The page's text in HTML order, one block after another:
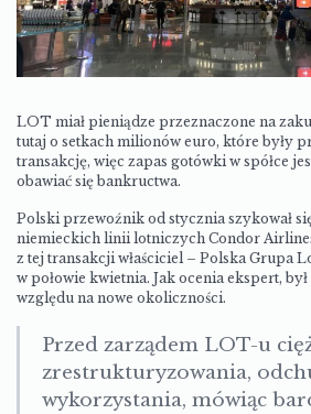
LOT miał pieniądze przeznaczone na
tutaj o setkach milionów euro, które były
transakcję, więc zapas gotówki w spółce
obawiać się bankructwa.
Polski przewoźnik od stycznia szykował
niemieckich linii lotniczych Condor
z tej transakcji właściciel – Polska Grupa
w połowie kwietnia. Jak ocenia ekspert,
względu na nowe okoliczności.
Przed zarządem LOT-u
zrestrukturyzowania,
wykorzystania, mówiąc